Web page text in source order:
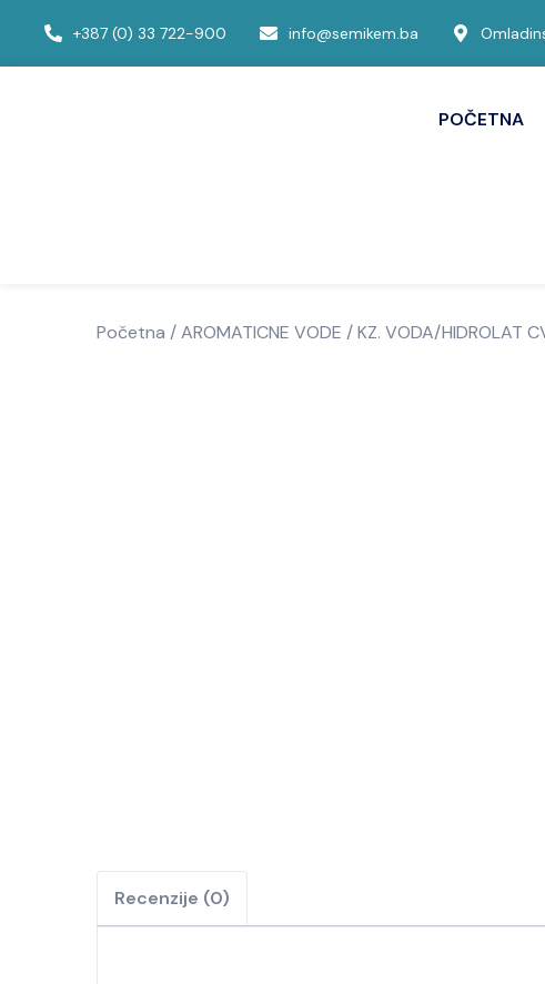
+387 (0) 33 722-900 info@semikem.ba
POČETNA
Početna /AROMATICNE VODE / KZ. VODA/HIDROLAT
Recenzije (0)